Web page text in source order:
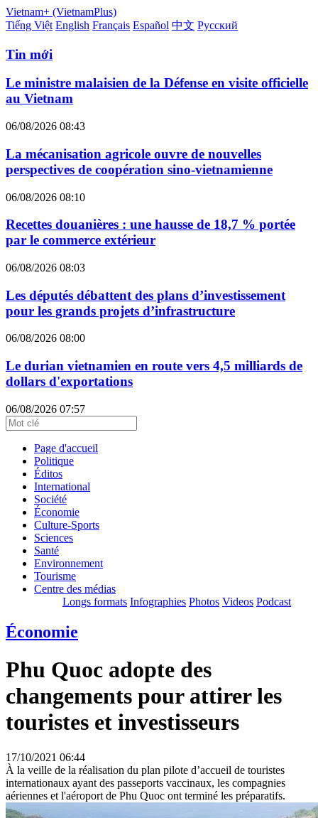
Vietnam+ (VietnamPlus)
Tiếng Việt English Français Español 中文 Русский
Tin mới
Le ministre malaisien de la Défense en visite officielle
au Vietnam
06/08/2026 08:43
La mécanisation agricole ouvre de nouvelles
perspectives de coopération sino-vietnamienne
06/08/2026 08:10
Recettes douanières : une hausse de 18,7 % portée
par le commerce extérieur
06/08/2026 08:03
Les députés débattent des plans d’investissement
pour les grands projets d’infrastructure
06/08/2026 08:00
Le durian vietnamien en route vers 4,5 milliards de
dollars d'exportations
06/08/2026 07:57
Page d'accueil
Politique
Éditos
International
Société
Économie
Culture-Sports
Sciences
Santé
Environnement
Tourisme
Centre des médias
Longs formats Infographies Photos Videos Podcast
Économie
Phu Quoc adopte des
changements pour attirer les
touristes et investisseurs
17/10/2021 06:44
À la veille de la réalisation du plan pilote d’accueil de touristes
internationaux ayant des passeports vaccinaux, les compagnies
aériennes et l'aéroport de Phu Quoc ont terminé les préparatifs.